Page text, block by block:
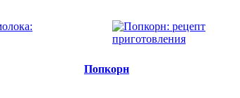
Попкорн